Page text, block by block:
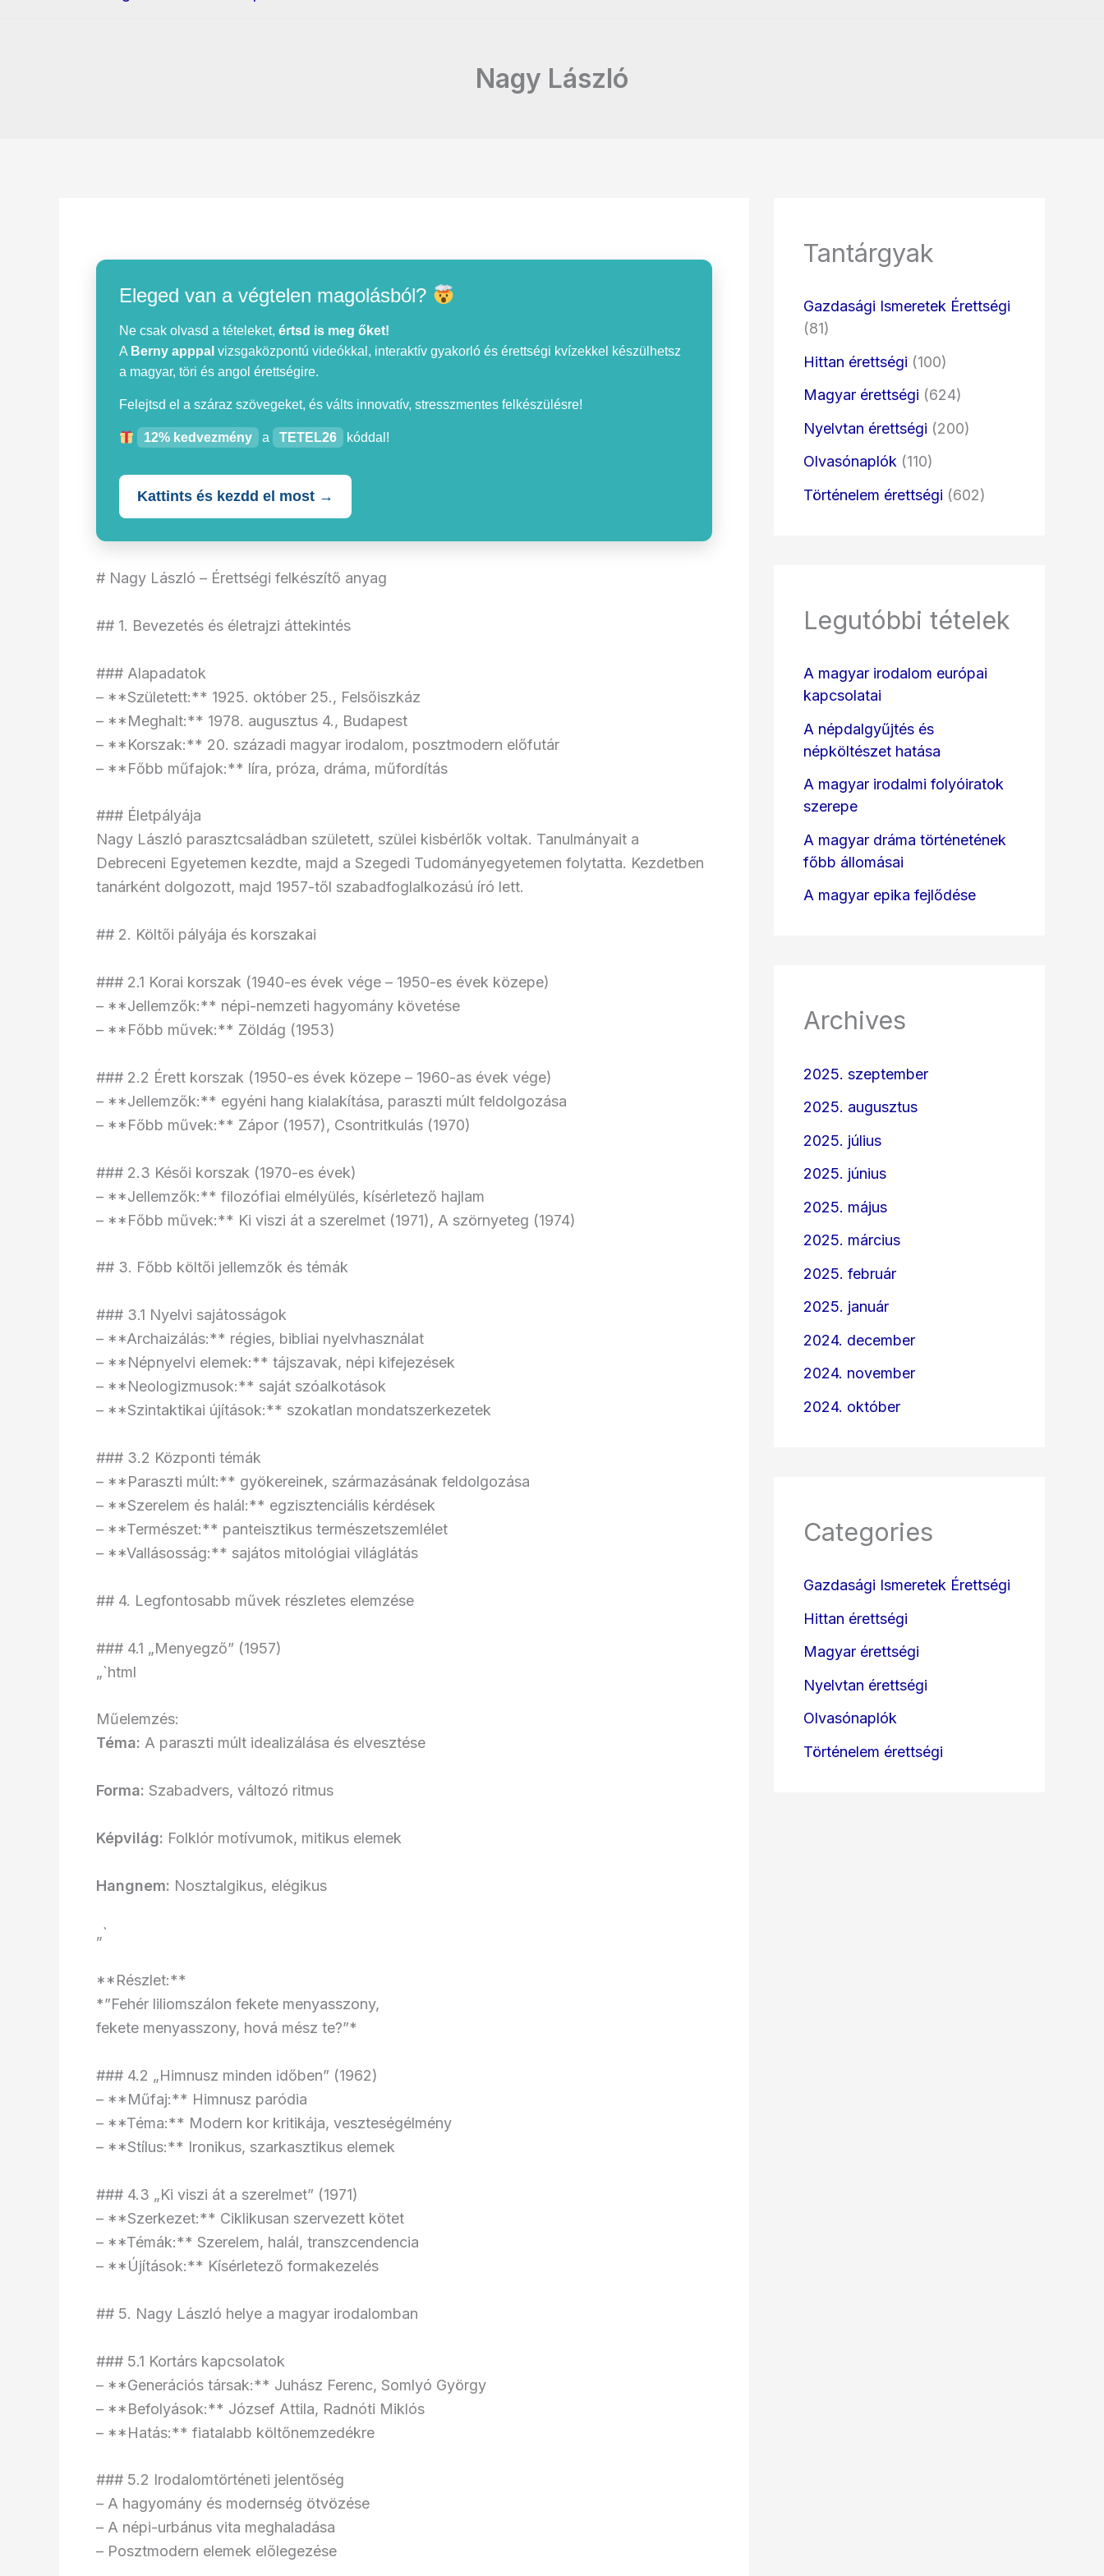
Nagy László
Eleged van a végtelen magolásból?
Ne csak olvasd a tételeket, értsd is meg őket!
A Berny apppal vizsgaközpontú videókkal, interaktív gyakorló és érettségi kvízekkel készülhetsz
a magyar, töri és angol érettségire.
Felejtsd el a száraz szövegeket, és válts innovatív, stresszmentes felkészülésre!
12% kedvezmény a TETEL26 kóddal!
Kattints és kezdd el most →
# Nagy László – Érettségi felkészítő anyag
## 1. Bevezetés és életrajzi áttekintés
### Alapadatok
– **Született:** 1925. október 25., Felsőiszkáz
– **Meghalt:** 1978. augusztus 4., Budapest
– **Korszak:** 20. századi magyar irodalom, posztmodern előfutár
– **Főbb műfajok:** líra, próza, dráma, műfordítás
### Életpályája
Nagy László parasztcsaládban született, szülei kisbérlők voltak. Tanulmányait a
Debreceni Egyetemen kezdte, majd a Szegedi Tudományegyetemen folytatta. Kezdetben
tanárként dolgozott, majd 1957-től szabadfoglalkozású író lett.
## 2. Költői pályája és korszakai
### 2.1 Korai korszak (1940-es évek vége – 1950-es évek közepe)
– **Jellemzők:** népi-nemzeti hagyomány követése
– **Főbb művek:** Zöldág (1953)
### 2.2 Érett korszak (1950-es évek közepe – 1960-as évek vége)
– **Jellemzők:** egyéni hang kialakítása, paraszti múlt feldolgozása
– **Főbb művek:** Zápor (1957), Csontritkulás (1970)
### 2.3 Késői korszak (1970-es évek)
– **Jellemzők:** filozófiai elmélyülés, kísérletező hajlam
– **Főbb művek:** Ki viszi át a szerelmet (1971), A szörnyeteg (1974)
## 3. Főbb költői jellemzők és témák
### 3.1 Nyelvi sajátosságok
– **Archaizálás:** régies, bibliai nyelvhasználat
– **Népnyelvi elemek:** tájszavak, népi kifejezések
– **Neologizmusok:** saját szóalkotások
– **Szintaktikai újítások:** szokatlan mondatszerkezetek
### 3.2 Központi témák
– **Paraszti múlt:** gyökereinek, származásának feldolgozása
– **Szerelem és halál:** egzisztenciális kérdések
– **Természet:** panteisztikus természetszemlélet
– **Vallásosság:** sajátos mitológiai világlátás
## 4. Legfontosabb művek részletes elemzése
### 4.1 „Menyegző” (1957)
„`html
Műelemzés:
Téma: A paraszti múlt idealizálása és elvesztése
Forma: Szabadvers, változó ritmus
Képvilág: Folklór motívumok, mitikus elemek
Hangnem: Nosztalgikus, elégikus
„`
**Részlet:**
*”Fehér liliomszálon fekete menyasszony,
fekete menyasszony, hová mész te?”*
### 4.2 „Himnusz minden időben” (1962)
– **Műfaj:** Himnusz paródia
– **Téma:** Modern kor kritikája, veszteségélmény
– **Stílus:** Ironikus, szarkasztikus elemek
### 4.3 „Ki viszi át a szerelmet” (1971)
– **Szerkezet:** Ciklikusan szervezett kötet
– **Témák:** Szerelem, halál, transzcendencia
– **Újítások:** Kísérletező formakezelés
## 5. Nagy László helye a magyar irodalomban
### 5.1 Kortárs kapcsolatok
– **Generációs társak:** Juhász Ferenc, Somlyó György
– **Befolyások:** József Attila, Radnóti Miklós
– **Hatás:** fiatalabb költőnemzedékre
### 5.2 Irodalomtörténeti jelentőség
– A hagyomány és modernség ötvözése
– A népi-urbánus vita meghaladása
– Posztmodern elemek előlegezése
Tantárgyak
Gazdasági Ismeretek Érettségi
(81)
Hittan érettségi (100)
Magyar érettségi (624)
Nyelvtan érettségi (200)
Olvasónaplók (110)
Történelem érettségi (602)
Legutóbbi tételek
A magyar irodalom európai
kapcsolatai
A népdalgyűjtés és
népköltészet hatása
A magyar irodalmi folyóiratok
szerepe
A magyar dráma történetének
főbb állomásai
A magyar epika fejlődése
Archives
2025. szeptember
2025. augusztus
2025. július
2025. június
2025. május
2025. március
2025. február
2025. január
2024. december
2024. november
2024. október
Categories
Gazdasági Ismeretek Érettségi
Hittan érettségi
Magyar érettségi
Nyelvtan érettségi
Olvasónaplók
Történelem érettségi